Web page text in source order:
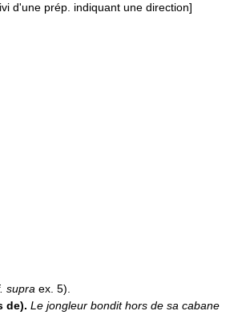
d'une prép. indiquant une direction]
supra ex. 5).
de). Le jongleur bondit hors de sa cabane